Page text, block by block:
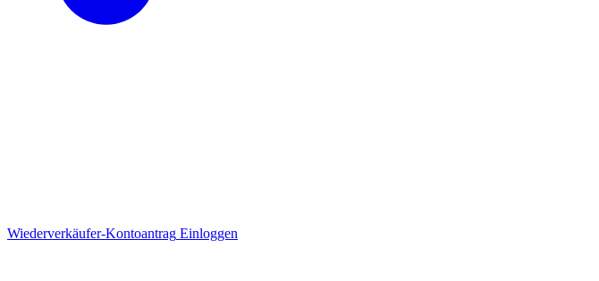
Wiederverkäufer-Kontoantrag Einloggen